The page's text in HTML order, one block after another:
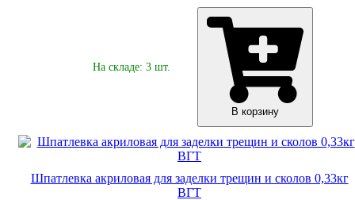
На складе: 3 шт.
В корзину
Шпатлевка акриловая для заделки трещин и сколов 0,33кг
ВГТ